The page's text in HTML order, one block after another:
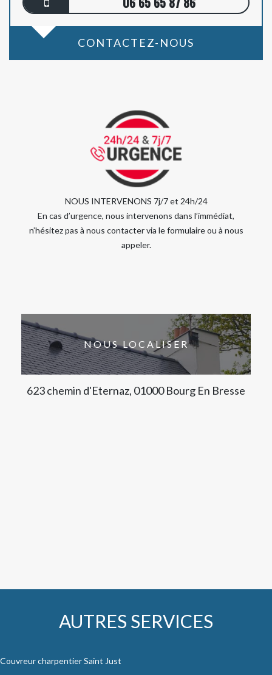
CONTACTEZ-NOUS
NOUS INTERVENONS 7j/7 et 24h/24
En cas d’urgence, nous intervenons dans l’immédiat,
n’hésitez pas à nous contacter via le formulaire ou à nous
appeler.
NOUS LOCALISER
623 chemin d'Eternaz, 01000 Bourg En Bresse
AUTRES SERVICES
Couvreur charpentier Saint Just